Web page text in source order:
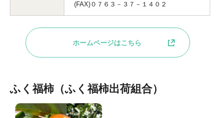
(FAX)０７６３－３７－１４０２
ホームページはこちら
ふく福柿（ふく福柿出荷組合）